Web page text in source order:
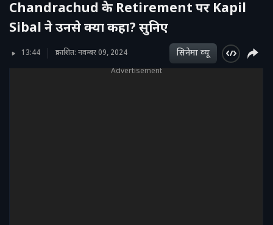
Chandrachud के Retirement पर Kapil
Sibal ने उनसे क्या कहा? सुनिए
13:44 प्रकाशित: नवम्बर 09, 2024 सिनेमा व्‍यू
Advertisement